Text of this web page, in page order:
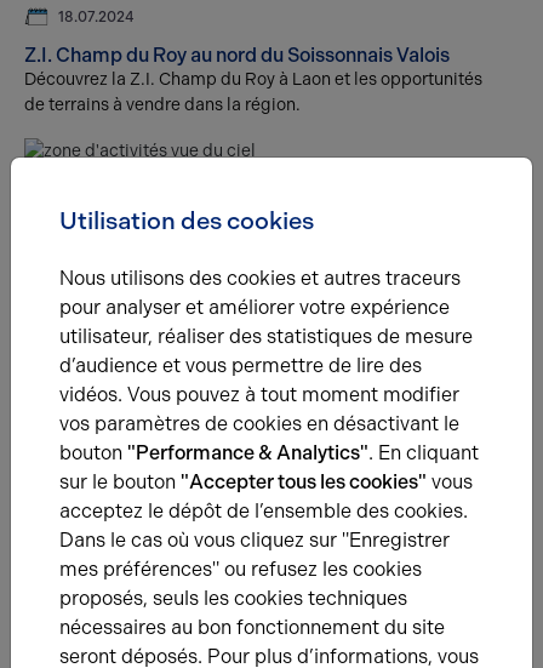
18.07.2024
Z.I. Champ du Roy au nord du Soissonnais Valois
Découvrez la Z.I. Champ du Roy à Laon et les opportunités
de terrains à vendre dans la région.
20.06.2024
À la découverte du Parc d'Activités Chauny-
Tergnier-La Fère
Découvrez les avantages du Parc d'Activités de Chauny-
Tergnier-La Fère, une zone dynamique entre Paris et
Bruxelles.
Une question ?
Utilisation des cookies
Nous utilisons des cookies et autres traceurs
pour analyser et améliorer votre expérience
utilisateur, réaliser des statistiques de mesure
d’audience et vous permettre de lire des
vidéos. Vous pouvez à tout moment modifier
vos paramètres de cookies en désactivant le
bouton "Performance & Analytics". En cliquant
sur le bouton "Accepter tous les cookies" vous
acceptez le dépôt de l’ensemble des cookies.
Dans le cas où vous cliquez sur "Enregistrer
mes préférences" ou refusez les cookies
proposés, seuls les cookies techniques
nécessaires au bon fonctionnement du site
seront déposés. Pour plus d’informations, vous